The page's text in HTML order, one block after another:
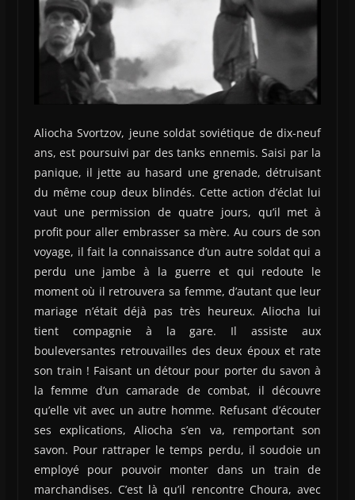
Aliocha Svortzov, jeune soldat soviétique de dix-neuf
ans, est poursuivi par des tanks ennemis. Saisi par la
panique, il jette au hasard une grenade, détruisant
du même coup deux blindés. Cette action d’éclat lui
vaut une permission de quatre jours, qu’il met à
profit pour aller embrasser sa mère. Au cours de son
voyage, il fait la connaissance d’un autre soldat qui a
perdu une jambe à la guerre et qui redoute le
moment où il retrouvera sa femme, d’autant que leur
mariage n’était déjà pas très heureux. Aliocha lui
tient compagnie à la gare. Il assiste aux
bouleversantes retrouvailles des deux époux et rate
son train ! Faisant un détour pour porter du savon à
la femme d’un camarade de combat, il découvre
qu’elle vit avec un autre homme. Refusant d’écouter
ses explications, Aliocha s’en va, remportant son
savon. Pour rattraper le temps perdu, il soudoie un
employé pour pouvoir monter dans un train de
marchandises. C’est là qu’il rencontre Choura, avec